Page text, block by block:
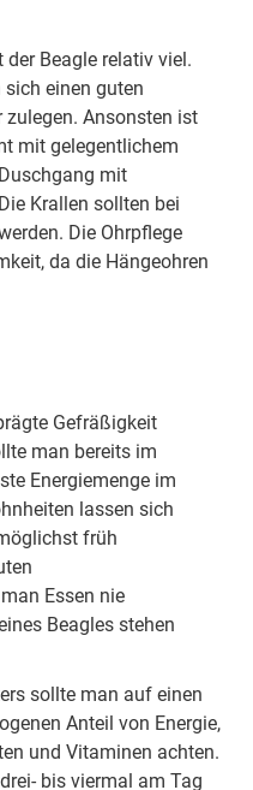
Beagle relativ viel.
sich einen guten
Ansonsten ist
mit gelegentlichem
mit
Krallen sollten bei
Die Ohrpflege
da die Hängeohren
Gefräßigkeit
man bereits im
Energiemenge im
lassen sich
früh
Essen nie
Beagles stehen
sollte man auf einen
Anteil von Energie,
und Vitaminen achten.
bis viermal am Tag